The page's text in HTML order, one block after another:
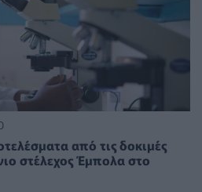
από τις δοκιμές
στέλεχος Έμπολα στο